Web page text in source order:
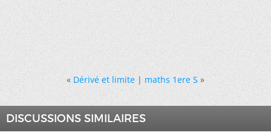
« Dérivé et limite|maths 1ere S »
DISCUSSIONS SIMILAIRES